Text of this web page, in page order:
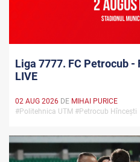
Liga 7777. FC Petrocub -
LIVE
02 AUG 2026 DE MIHAI PURICE
#Politehnica UTM #Petrocub Hîncești